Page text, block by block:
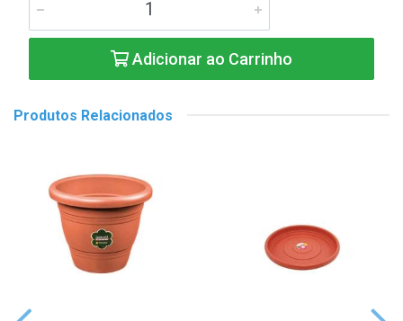
Adicionar ao Carrinho
Produtos Relacionados